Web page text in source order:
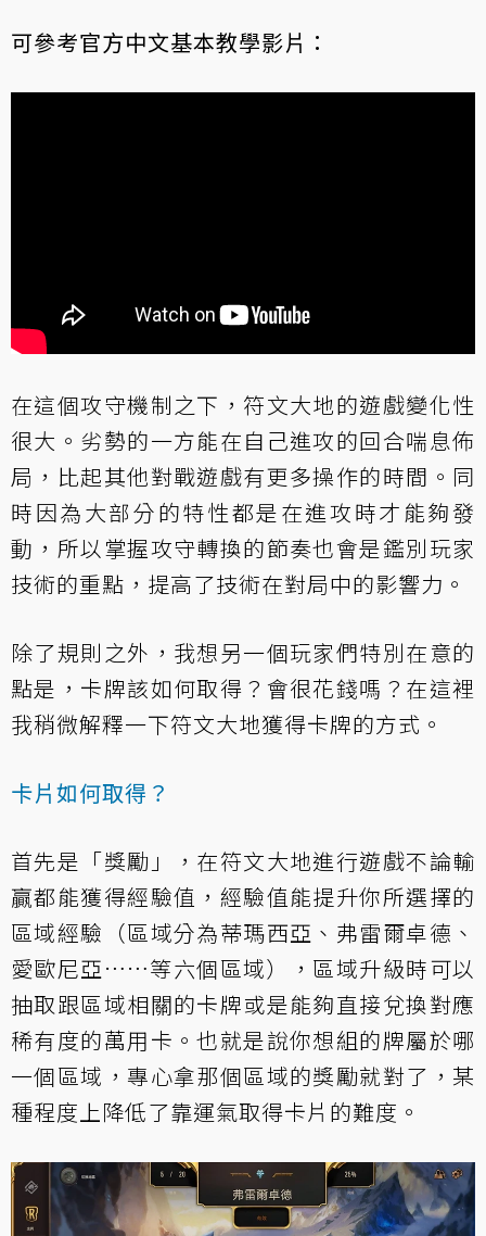
可參考官方中文基本教學影片：
在這個攻守機制之下，符文大地的遊戲變化性
很大。劣勢的一方能在自己進攻的回合喘息佈
局，比起其他對戰遊戲有更多操作的時間。同
時因為大部分的特性都是在進攻時才能夠發
動，所以掌握攻守轉換的節奏也會是鑑別玩家
技術的重點，提高了技術在對局中的影響力。
除了規則之外，我想另一個玩家們特別在意的
點是，卡牌該如何取得？會很花錢嗎？在這裡
我稍微解釋一下符文大地獲得卡牌的方式。
卡片如何取得？
首先是「獎勵」，在符文大地進行遊戲不論輸
贏都能獲得經驗值，經驗值能提升你所選擇的
區域經驗（區域分為蒂瑪西亞、弗雷爾卓德、
愛歐尼亞……等六個區域），區域升級時可以
抽取跟區域相關的卡牌或是能夠直接兌換對應
稀有度的萬用卡。也就是說你想組的牌屬於哪
一個區域，專心拿那個區域的獎勵就對了，某
種程度上降低了靠運氣取得卡片的難度。